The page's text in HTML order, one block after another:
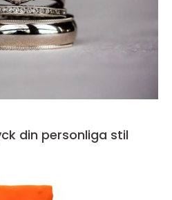
din personliga stil